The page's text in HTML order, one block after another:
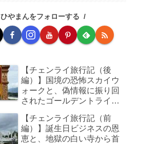
ひやまんをフォローする
【チェンライ旅行記（後
編）】国境の恐怖スカイウ
ォークと、偽情報に振り回
されたゴールデントライア
ネスクラスで足元の狭さに
咽び泣く旅
【チェンライ旅行記（前
編）】誕生日ビジネスの恩
恵と、地獄の白い寺から首